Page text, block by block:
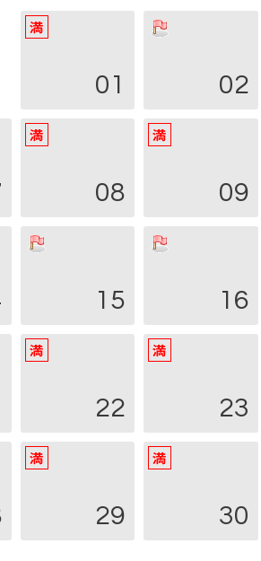
01 02
08 09
15 16
22 23
29 30